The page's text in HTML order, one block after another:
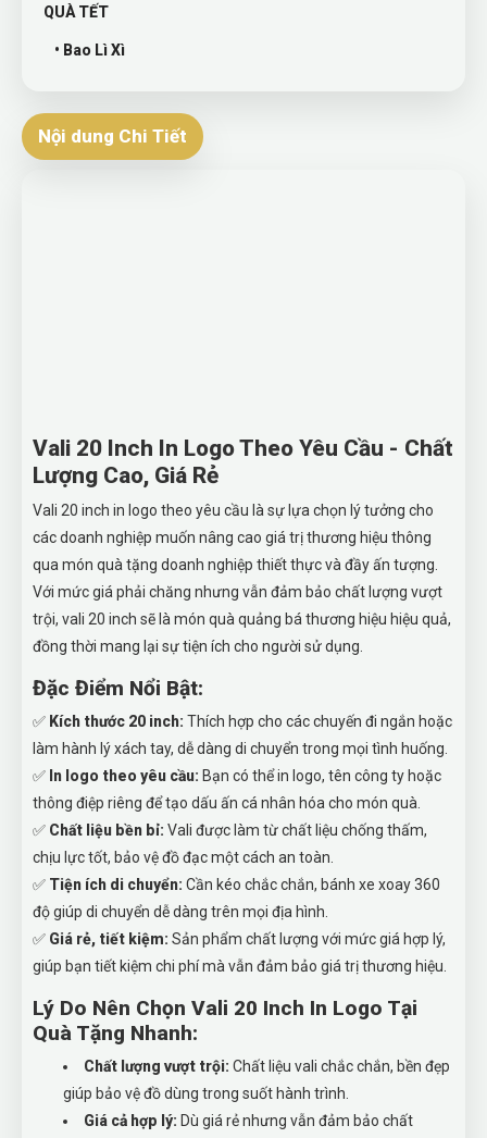
QUÀ TẾT
• Bao Lì Xì
Nội dung Chi Tiết
Vali 20 Inch In Logo Theo Yêu Cầu - Chất
Lượng Cao, Giá Rẻ
Vali 20 inch in logo theo yêu cầu là sự lựa chọn lý tưởng cho
các doanh nghiệp muốn nâng cao giá trị thương hiệu thông
qua món quà tặng doanh nghiệp thiết thực và đầy ấn tượng.
Với mức giá phải chăng nhưng vẫn đảm bảo chất lượng vượt
trội, vali 20 inch sẽ là món quà quảng bá thương hiệu hiệu quả,
đồng thời mang lại sự tiện ích cho người sử dụng.
Đặc Điểm Nổi Bật:
✅ Kích thước 20 inch: Thích hợp cho các chuyến đi ngắn hoặc
làm hành lý xách tay, dễ dàng di chuyển trong mọi tình huống.
✅ In logo theo yêu cầu: Bạn có thể in logo, tên công ty hoặc
thông điệp riêng để tạo dấu ấn cá nhân hóa cho món quà.
✅ Chất liệu bền bỉ: Vali được làm từ chất liệu chống thấm,
chịu lực tốt, bảo vệ đồ đạc một cách an toàn.
✅ Tiện ích di chuyển: Cần kéo chắc chắn, bánh xe xoay 360
độ giúp di chuyển dễ dàng trên mọi địa hình.
✅ Giá rẻ, tiết kiệm: Sản phẩm chất lượng với mức giá hợp lý,
giúp bạn tiết kiệm chi phí mà vẫn đảm bảo giá trị thương hiệu.
Lý Do Nên Chọn Vali 20 Inch In Logo Tại
Quà Tặng Nhanh:
Chất lượng vượt trội: Chất liệu vali chắc chắn, bền đẹp
giúp bảo vệ đồ dùng trong suốt hành trình.
Giá cả hợp lý: Dù giá rẻ nhưng vẫn đảm bảo chất